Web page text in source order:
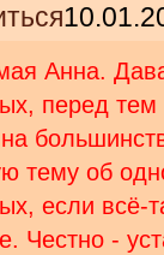
Анна.
перед тем
тему об
если всё-
Честно -